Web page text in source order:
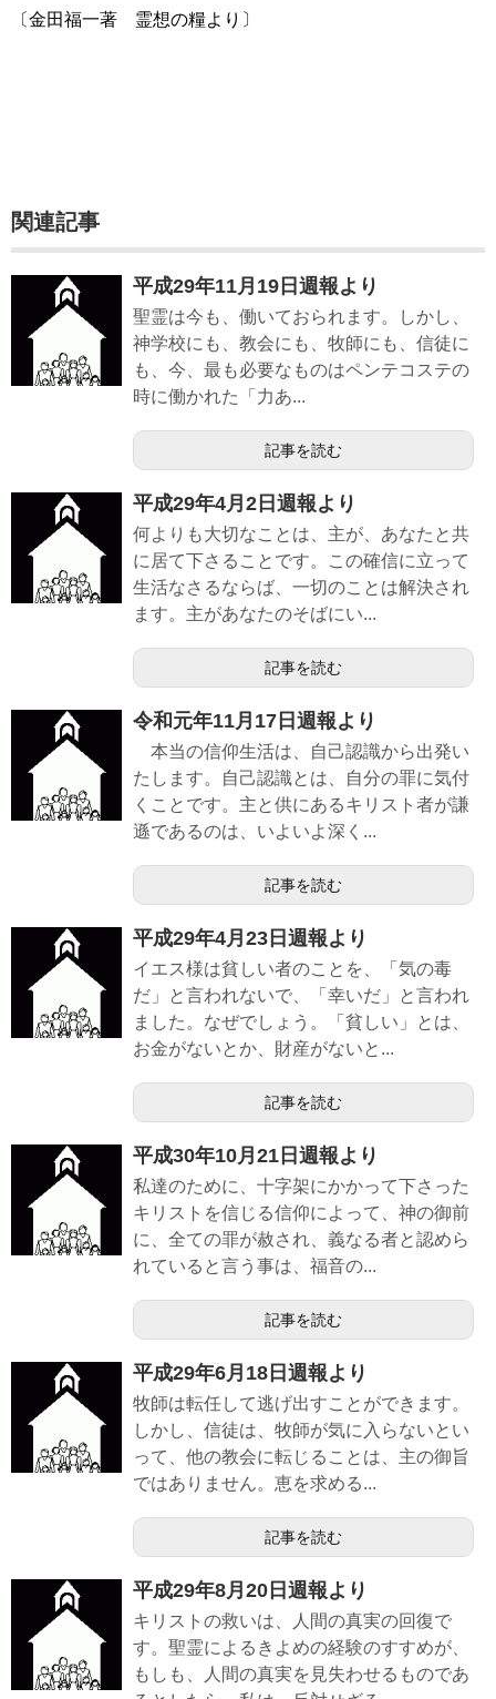
〔金田福一著 霊想の糧より〕
関連記事
平成29年11月19日週報より
聖霊は今も、働いておられます。しかし、
神学校にも、教会にも、牧師にも、信徒に
も、今、最も必要なものはペンテコステの
時に働かれた「力あ...
記事を読む
平成29年4月2日週報より
何よりも大切なことは、主が、あなたと共
に居て下さることです。この確信に立って
生活なさるならば、一切のことは解決され
ます。主があなたのそばにい...
記事を読む
令和元年11月17日週報より
本当の信仰生活は、自己認識から出発い
たします。自己認識とは、自分の罪に気付
くことです。主と供にあるキリスト者が謙
遜であるのは、いよいよ深く...
記事を読む
平成29年4月23日週報より
イエス様は貧しい者のことを、「気の毒
だ」と言われないで、「幸いだ」と言われ
ました。なぜでしょう。「貧しい」とは、
お金がないとか、財産がないと...
記事を読む
平成30年10月21日週報より
私達のために、十字架にかかって下さった
キリストを信じる信仰によって、神の御前
に、全ての罪が赦され、義なる者と認めら
れていると言う事は、福音の...
記事を読む
平成29年6月18日週報より
牧師は転任して逃げ出すことができます。
しかし、信徒は、牧師が気に入らないとい
って、他の教会に転じることは、主の御旨
ではありません。恵を求める...
記事を読む
平成29年8月20日週報より
キリストの救いは、人間の真実の回復で
す。聖霊によるきよめの経験のすすめが、
もしも、人間の真実を見失わせるものであ